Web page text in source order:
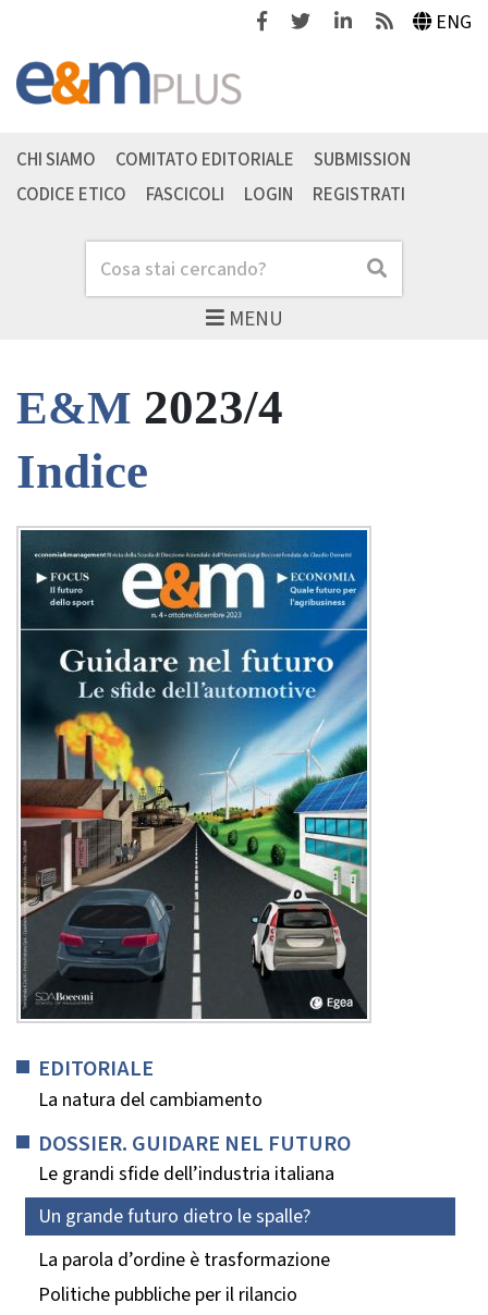
FacebookTwitterLinkedinFeeds ENG
MENU
Cerca Cerca
CHI SIAMO COMITATO EDITORIALE
SUBMISSION
CODICE ETICO
FASCICOLI LOGIN REGISTRATI
E&M 2023/4
Indice
EDITORIALE
La natura del cambiamento
DOSSIER. GUIDARE NEL FUTURO
Le grandi sfide dell’industria italiana
Un grande futuro dietro le spalle?
La parola d’ordine è trasformazione
Politiche pubbliche per il rilancio